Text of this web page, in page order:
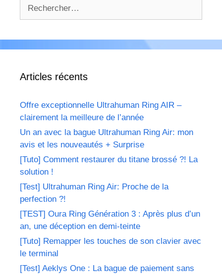
Articles récents
Offre exceptionnelle Ultrahuman Ring AIR –
clairement la meilleure de l’année
Un an avec la bague Ultrahuman Ring Air: mon
avis et les nouveautés + Surprise
[Tuto] Comment restaurer du titane brossé ?! La
solution !
[Test] Ultrahuman Ring Air: Proche de la
perfection ?!
[TEST] Oura Ring Génération 3 : Après plus d’un
an, une déception en demi-teinte
[Tuto] Remapper les touches de son clavier avec
le terminal
[Test] Aeklys One : La bague de paiement sans